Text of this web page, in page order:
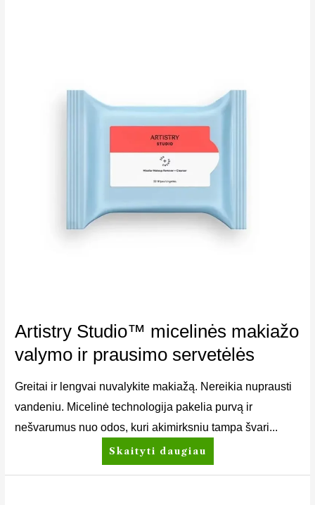
Artistry Studio™ micelinės makiažo
valymo ir prausimo servetėlės
Greitai ir lengvai nuvalykite makiažą. Nereikia nuprausti
vandeniu. Micelinė technologija pakelia purvą ir
nešvarumus nuo odos, kuri akimirksniu tampa švari...
Skaityti daugiau